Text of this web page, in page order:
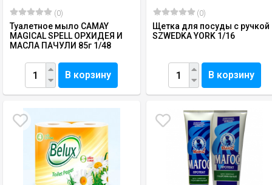
(0)
Туалетное мыло CAMAY
MAGICAL SPELL ОРХИДЕЯ И
МАСЛА ПАЧУЛИ 85г 1/48
В корзину
(0)
Щетка для посуды с ручкой
SZWEDKA YORK 1/16
В корзину